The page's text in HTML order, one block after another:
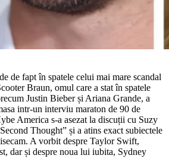
de fapt în spatele celui mai mare scandal
Braun, omul care a stat în spatele
Justin Bieber și Ariana Grande, a
intr-un interviu maraton de 90 de
America s-a asezat la discuții cu Suzy
Thought” și a atins exact subiectele
A vorbit despre Taylor Swift,
dar și despre noua lui iubita, Sydney